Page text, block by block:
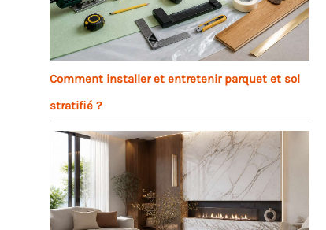
Comment installer et entretenir parquet et sol
stratifié ?